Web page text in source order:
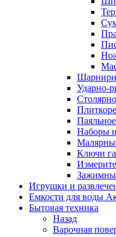
Ударно-
Наборы
Ключи
Игрушки и
Емкости для воды
Бытовая техника
Назад
Варочная